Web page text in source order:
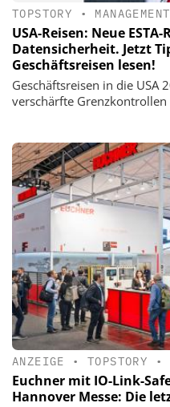
TOPSTORY • MANAGEMENT
USA-Reisen: Neue
Datensicherheit. Jetzt
Geschäftsreisen lesen!
Geschäftsreisen in die USA
verschärfte
ANZEIGE •TOPSTORY •
Euchner mit IO-Link-
Hannover Messe: Die